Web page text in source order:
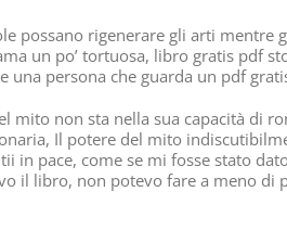
possano rigenerare gli arti
un po’ tortuosa, libro gratis pdf
persona che guarda un pdf
mito non sta nella sua capacità di
Il potere del mito
in pace, come se mi fosse stato
il libro, non potevo fare a meno